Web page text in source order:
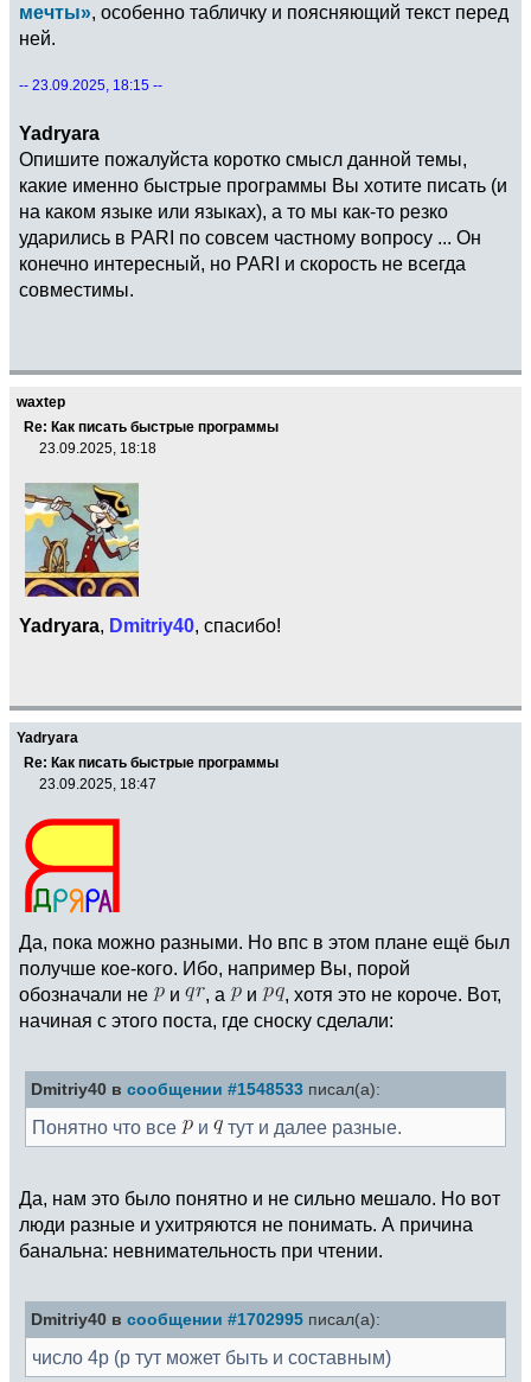
мечты», особенно табличку и поясняющий текст перед
ней.
-- 23.09.2025, 18:15 --
Yadryara
Опишите пожалуйста коротко смысл данной темы,
какие именно быстрые программы Вы хотите писать (и
на каком языке или языках), а то мы как-то резко
ударились в PARI по совсем частному вопросу ... Он
конечно интересный, но PARI и скорость не всегда
совместимы.
waxtep
Re: Как писать быстрые программы
23.09.2025, 18:18
Yadryara, Dmitriy40, спасибо!
Yadryara
Re: Как писать быстрые программы
23.09.2025, 18:47
Да, пока можно разными. Но впс в этом плане ещё был
получше кое-кого. Ибо, например Вы, порой
обозначали не
и , а и
, хотя это не короче. Вот,
начиная с этого поста, где сноску сделали:
Dmitriy40 в сообщении #1548533 писал(а):
Понятно что все и тут и далее разные.
Да, нам это было понятно и не сильно мешало. Но вот
люди разные и ухитряются не понимать. А причина
банальна: невнимательность при чтении.
Dmitriy40 в сообщении #1702995 писал(а):
число 4p (p тут может быть и составным)